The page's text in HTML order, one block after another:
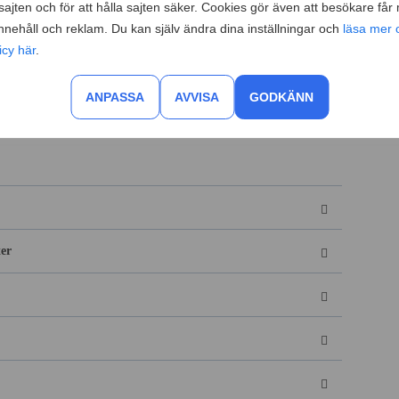
och för att hålla sajten säker. Cookies gör även att besökare får
och reklam. Du kan själv ändra dina inställningar och läsa mer
här.
ANPASSA AVVISA GODKÄNN
räknas det som att du har sagt upp dig. Det gäller både
övergår till en visstidsanställning. I de flesta
vid egen uppsägning
vara ofrivillig trots att du själv har avslutat din